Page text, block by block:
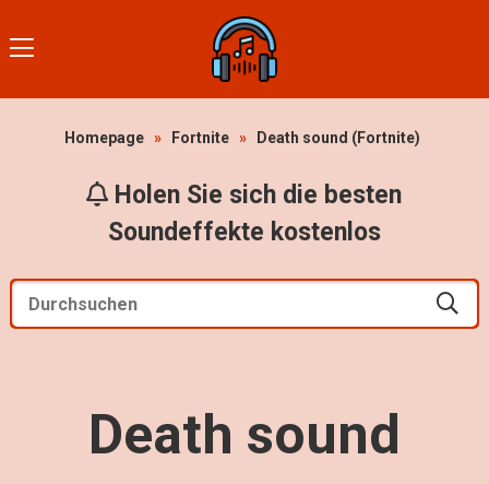
Homepage » Fortnite » Death sound (Fortnite)
Holen Sie sich die besten
Soundeffekte kostenlos
Death sound